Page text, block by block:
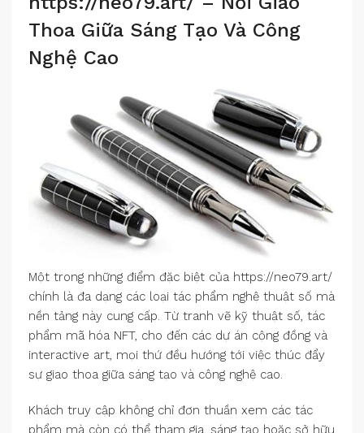
Thoa Giữa Sáng Tạo Và Công
Nghệ Cao
Một trong những điểm đặc biệt của https://neo79.art/
chính là đa dạng các loại tác phẩm nghệ thuật số mà
nền tảng này cung cấp. Từ tranh vẽ kỹ thuật số, tác
phẩm mã hóa NFT, cho đến các dự án cộng đồng và
interactive art, mọi thứ đều hướng tới việc thúc đẩy
sự giao thoa giữa sáng tạo và công nghệ cao.
Khách truy cập không chỉ đơn thuần xem các tác
phẩm mà còn có thể tham gia, sáng tạo hoặc sở hữu